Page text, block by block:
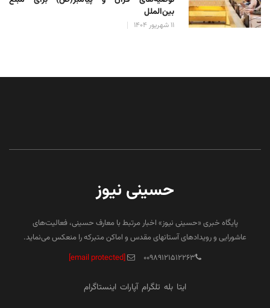
بین‌الملل
۱۱ شهریور ۱۴۰۴
حسینی نیوز
پایگاه خبری «حسینی نیوز» اخبار مرتبط با معارف حسینی، فعالیت‌های
عاشورایی و رویدادهای آستانهای مقدس و اماکن متبرکه را منعکس می‌نماید.
۰۰۹۸۹۱۲۱۵۱۲۲۶۳
[email protected]
ایتا بله تلگرام آپارات اینستاگرام